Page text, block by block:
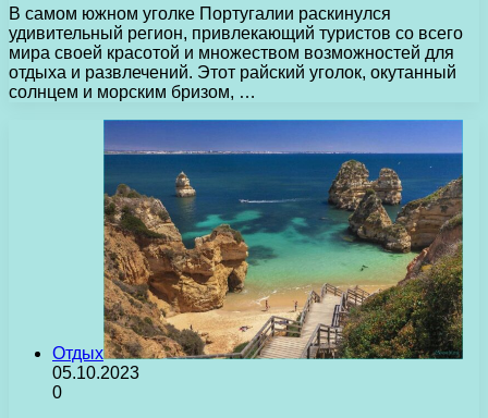
В самом южном уголке Португалии раскинулся
удивительный регион, привлекающий туристов со всего
мира своей красотой и множеством возможностей для
отдыха и развлечений. Этот райский уголок, окутанный
солнцем и морским бризом, …
Отдых
05.10.2023
0